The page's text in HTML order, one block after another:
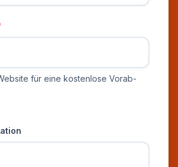
für eine kostenlose Vorab-